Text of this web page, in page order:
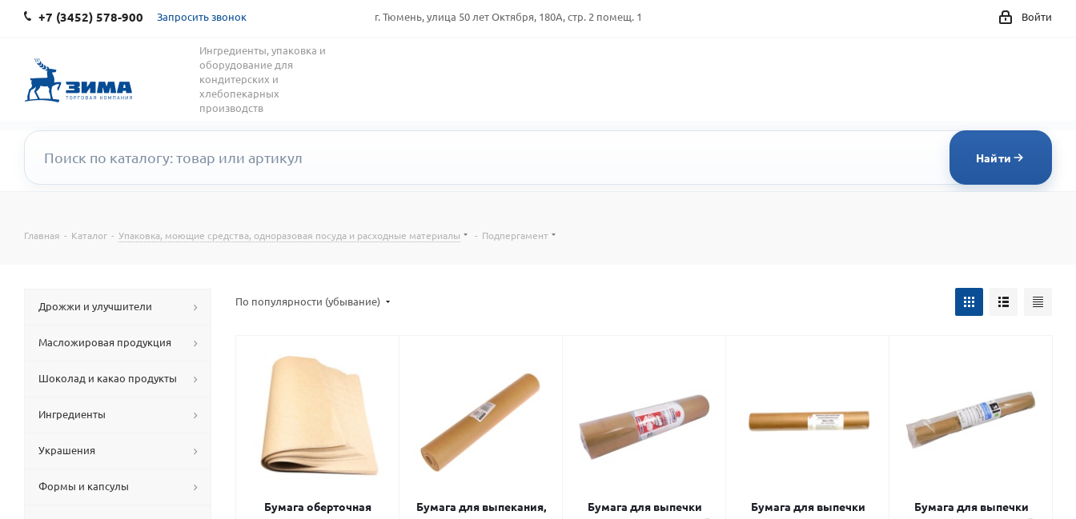
+7 (3452) 578-900 Запросить звонок г. Тюмень, улица 50 лет Октября, 180А, стр. 2 помещ. 1 Войти
Ингредиенты, упаковка и
оборудование для
кондитерских и
хлебопекарных
производств
Найти
Главная - Каталог - Упаковка, моющие средства, одноразовая посуда и расходные материалы - Подпергамент
По популярности (убывание)
Бумага оберточная
Бумага для выпекания,
Бумага для выпечки
Бумага для выпечки
Бумага для выпечки
Дрожжи и улучшители
Масложировая продукция
Шоколад и какао продукты
Ингредиенты
Украшения
Формы и капсулы